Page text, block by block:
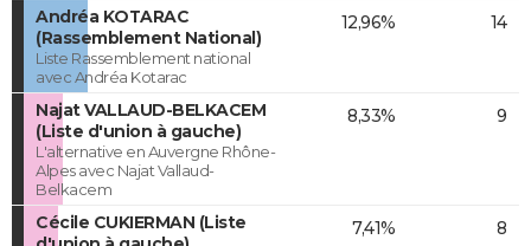
Andréa KOTARAC
(Rassemblement National)
Liste Rassemblement national
avec Andréa Kotarac
12,96% 14
Najat VALLAUD-BELKACEM
(Liste d'union à gauche)
L'alternative en Auvergne Rhône-
Alpes avec Najat Vallaud-
Belkacem
8,33% 9
Cécile CUKIERMAN (Liste
7,41% 8